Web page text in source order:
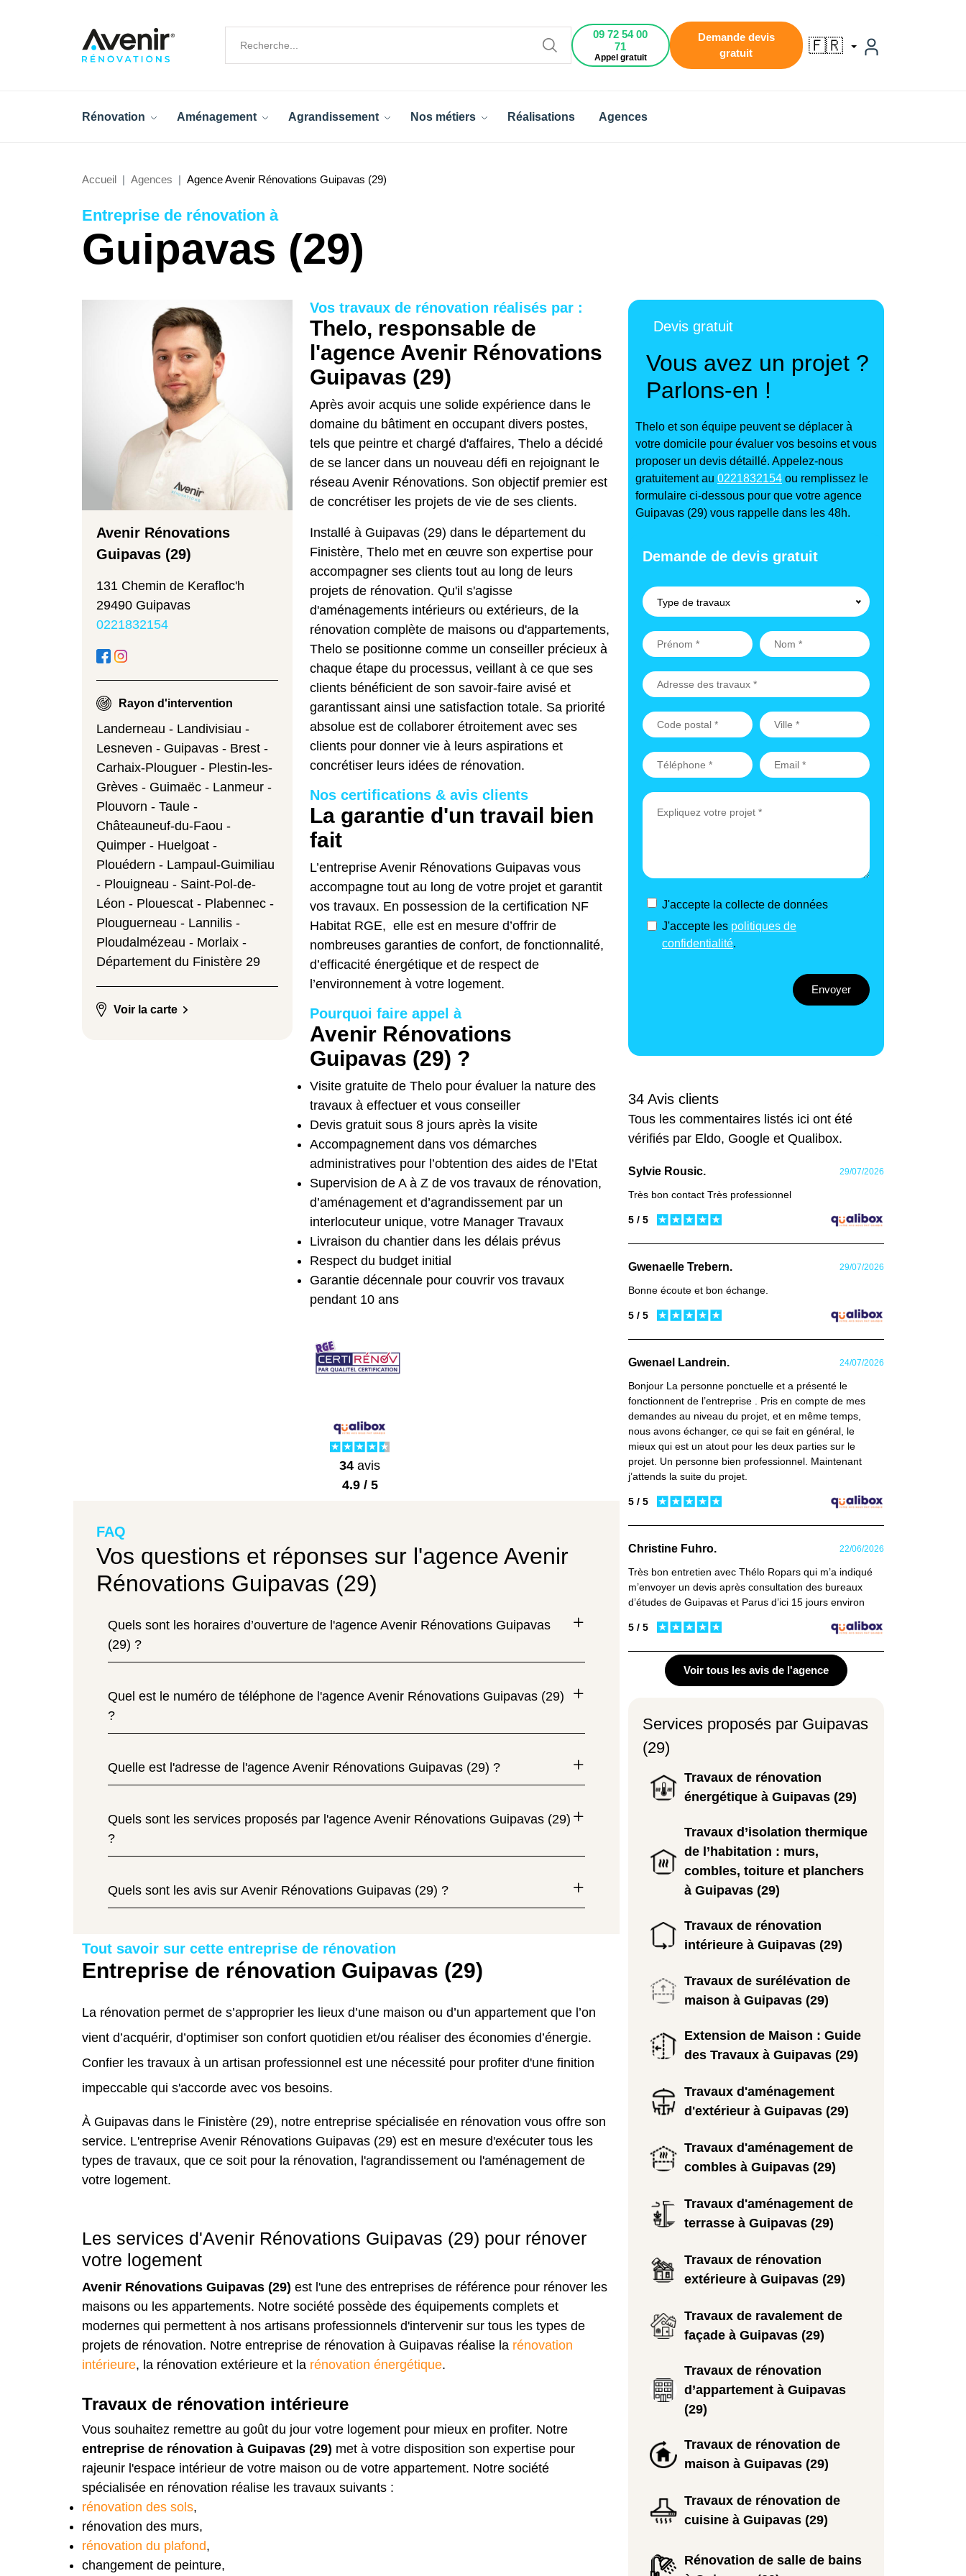
09 72 54 00
71
Appel gratuit
Demande devis
gratuit
🇫🇷
Rénovation Aménagement Agrandissement Nos métiers Réalisations Agences
Accueil Agences Agence Avenir Rénovations Guipavas (29)
Entreprise de rénovation à
Guipavas (29)
Avenir Rénovations
Guipavas (29)
131 Chemin de Kerafloc'h
29490 Guipavas
0221832154
Rayon d'intervention
Landerneau - Landivisiau -
Lesneven - Guipavas - Brest -
Carhaix-Plouguer - Plestin-les-
Grèves - Guimaëc - Lanmeur -
Plouvorn - Taule -
Châteauneuf-du-Faou -
Quimper - Huelgoat -
Plouédern - Lampaul-Guimiliau
- Plouigneau - Saint-Pol-de-
Léon - Plouescat - Plabennec -
Plouguerneau - Lannilis -
Ploudalmézeau - Morlaix -
Département du Finistère 29
Voir la carte
Vos travaux de rénovation réalisés par :
Thelo, responsable de
l'agence Avenir Rénovations
Guipavas (29)
Après avoir acquis une solide expérience dans le
domaine du bâtiment en occupant divers postes,
tels que peintre et chargé d'affaires, Thelo a décidé
de se lancer dans un nouveau défi en rejoignant le
réseau Avenir Rénovations. Son objectif premier est
de concrétiser les projets de vie de ses clients.
Installé à Guipavas (29) dans le département du
Finistère, Thelo met en œuvre son expertise pour
accompagner ses clients tout au long de leurs
projets de rénovation. Qu'il s'agisse
d'aménagements intérieurs ou extérieurs, de la
rénovation complète de maisons ou d'appartements,
Thelo se positionne comme un conseiller précieux à
chaque étape du processus, veillant à ce que ses
clients bénéficient de son savoir-faire avisé et
garantissant ainsi une satisfaction totale. Sa priorité
absolue est de collaborer étroitement avec ses
clients pour donner vie à leurs aspirations et
concrétiser leurs idées de rénovation.
Nos certifications & avis clients
La garantie d'un travail bien
fait
L’entreprise Avenir Rénovations Guipavas vous
accompagne tout au long de votre projet et garantit
vos travaux. En possession de la certification NF
Habitat RGE, elle est en mesure d’offrir de
nombreuses garanties de confort, de fonctionnalité,
d’efficacité énergétique et de respect de
l’environnement à votre logement.
Pourquoi faire appel à
Avenir Rénovations
Guipavas (29) ?
Visite gratuite de Thelo pour évaluer la nature des
travaux à effectuer et vous conseiller
Devis gratuit sous 8 jours après la visite
Accompagnement dans vos démarches
administratives pour l’obtention des aides de l’Etat
Supervision de A à Z de vos travaux de rénovation,
d’aménagement et d’agrandissement par un
interlocuteur unique, votre Manager Travaux
Livraison du chantier dans les délais prévus
Respect du budget initial
Garantie décennale pour couvrir vos travaux
pendant 10 ans
34 avis
4.9 / 5
FAQ
Vos questions et réponses sur l'agence Avenir
Rénovations Guipavas (29)
Quels sont les horaires d’ouverture de l'agence Avenir Rénovations Guipavas
(29) ?
Quel est le numéro de téléphone de l'agence Avenir Rénovations Guipavas (29)
?
Quelle est l'adresse de l'agence Avenir Rénovations Guipavas (29) ?
Quels sont les services proposés par l'agence Avenir Rénovations Guipavas (29)
?
Quels sont les avis sur Avenir Rénovations Guipavas (29) ?
Tout savoir sur cette entreprise de rénovation
Entreprise de rénovation Guipavas (29)
La rénovation permet de s’approprier les lieux d’une maison ou d’un appartement que l’on
vient d’acquérir, d’optimiser son confort quotidien et/ou réaliser des économies d’énergie.
Confier les travaux à un artisan professionnel est une nécessité pour profiter d'une finition
impeccable qui s'accorde avec vos besoins.
À Guipavas dans le Finistère (29), notre entreprise spécialisée en rénovation vous offre son
service. L'entreprise Avenir Rénovations Guipavas (29) est en mesure d'exécuter tous les
types de travaux, que ce soit pour la rénovation, l'agrandissement ou l'aménagement de
votre logement.
Les services d'Avenir Rénovations Guipavas (29) pour rénover
votre logement
Avenir Rénovations Guipavas (29) est l'une des entreprises de référence pour rénover les
maisons ou les appartements. Notre société possède des équipements complets et
modernes qui permettent à nos artisans professionnels d'intervenir sur tous les types de
projets de rénovation. Notre entreprise de rénovation à Guipavas réalise la rénovation
intérieure, la rénovation extérieure et la rénovation énergétique.
Travaux de rénovation intérieure
Vous souhaitez remettre au goût du jour votre logement pour mieux en profiter. Notre
entreprise de rénovation à Guipavas (29) met à votre disposition son expertise pour
rajeunir l'espace intérieur de votre maison ou de votre appartement. Notre société
spécialisée en rénovation réalise les travaux suivants :
rénovation des sols,
rénovation des murs,
rénovation du plafond,
changement de peinture,
Devis gratuit
Vous avez un projet ?
Parlons-en !
Thelo et son équipe peuvent se déplacer à
votre domicile pour évaluer vos besoins et vous
proposer un devis détaillé. Appelez-nous
gratuitement au 0221832154 ou remplissez le
formulaire ci-dessous pour que votre agence
Guipavas (29) vous rappelle dans les 48h.
Demande de devis gratuit
Type de travaux
J'accepte la collecte de données
J'accepte les politiques de
confidentialité.
Envoyer
34 Avis clients
Tous les commentaires listés ici ont été
vérifiés par Eldo, Google et Qualibox.
Sylvie Rousic. 29/07/2026
Très bon contact Très professionnel
5 / 5
Gwenaelle Trebern. 29/07/2026
Bonne écoute et bon échange.
5 / 5
Gwenael Landrein. 24/07/2026
Bonjour La personne ponctuelle et a présenté le
fonctionnent de l’entreprise . Pris en compte de mes
demandes au niveau du projet, et en même temps,
nous avons échanger, ce qui se fait en général, le
mieux qui est un atout pour les deux parties sur le
projet. Un personne bien professionnel. Maintenant
j’attends la suite du projet.
5 / 5
Christine Fuhro. 22/06/2026
Très bon entretien avec Thélo Ropars qui m’a indiqué
m’envoyer un devis après consultation des bureaux
d’études de Guipavas et Parus d’ici 15 jours environ
5 / 5
Voir tous les avis de l'agence
Services proposés par Guipavas
(29)
Travaux de rénovation
énergétique à Guipavas (29)
Travaux d’isolation thermique
de l’habitation : murs,
combles, toiture et planchers
à Guipavas (29)
Travaux de rénovation
intérieure à Guipavas (29)
Travaux de surélévation de
maison à Guipavas (29)
Extension de Maison : Guide
des Travaux à Guipavas (29)
Travaux d'aménagement
d'extérieur à Guipavas (29)
Travaux d'aménagement de
combles à Guipavas (29)
Travaux d'aménagement de
terrasse à Guipavas (29)
Travaux de rénovation
extérieure à Guipavas (29)
Travaux de ravalement de
façade à Guipavas (29)
Travaux de rénovation
d’appartement à Guipavas
(29)
Travaux de rénovation de
maison à Guipavas (29)
Travaux de rénovation de
cuisine à Guipavas (29)
Rénovation de salle de bains